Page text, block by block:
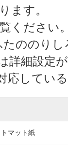
ます。
ください
ののり
詳細設定
応してい
マット紙